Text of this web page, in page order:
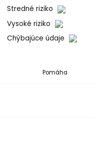
Stredné riziko
Vysoké riziko
Chýbajúce údaje
Pomáha